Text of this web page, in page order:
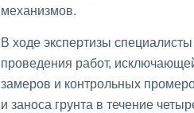
механизмов.
В ходе экспертизы
проведения работ,
замеров и контрольных
и заноса грунта в течение